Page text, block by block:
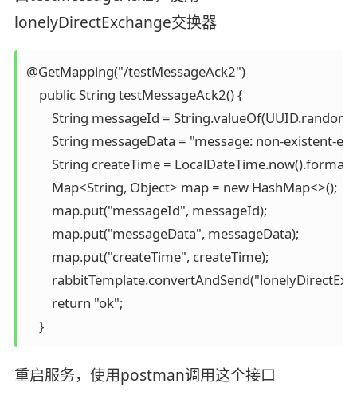
lonelyDirectExchange交换器
@GetMapping("/testMessageAck2")
    public String testMessageAck2() {
String messageId =
String messageData = "message: non-existent-
String createTime =
        Map<String, Object> map = new HashMap<>();
        map.put("messageId", messageId);
        map.put("messageData", messageData);
        map.put("createTime", createTime);
        return "ok";
    }
重启服务，使用postman调用这个接口